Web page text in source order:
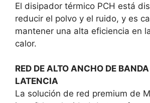
El disipador térmico PCH está
reducir el polvo y el ruido, y es
mantener una alta eficiencia en
calor.
RED DE ALTO ANCHO DE
LATENCIA
La solución de red premium de